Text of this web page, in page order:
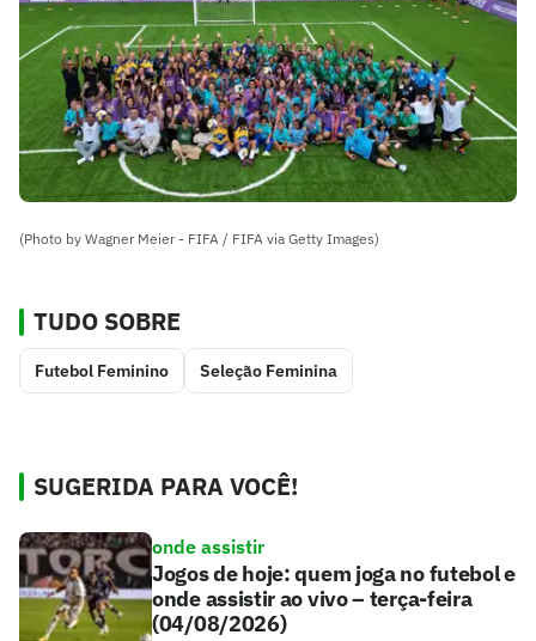
(Photo by Wagner Meier - FIFA / FIFA via Getty Images)
TUDO SOBRE
Futebol Feminino Seleção Feminina
SUGERIDA PARA VOCÊ!
onde assistir
Jogos de hoje: quem joga no futebol e
onde assistir ao vivo – terça-feira
(04/08/2026)